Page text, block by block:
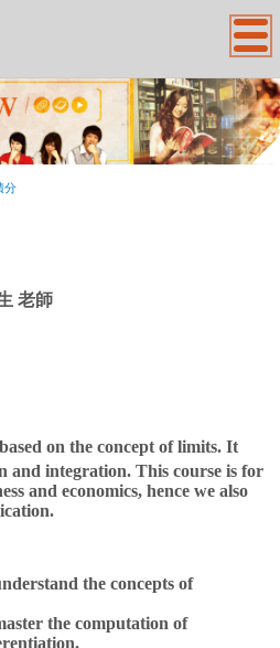
分
老師
on the concept of limits. It
and integration. This course is for
and economics, hence we also
the concepts of
the computation of
.